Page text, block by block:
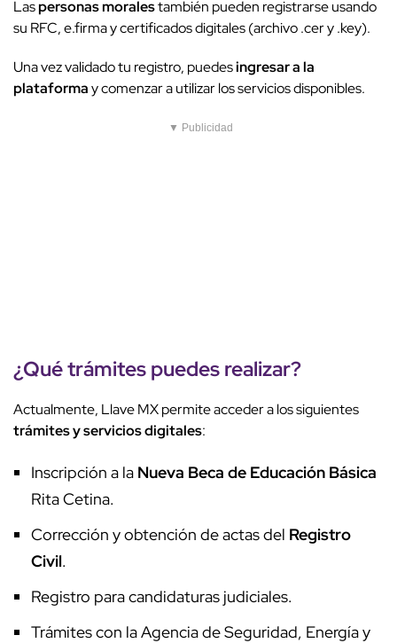
Laspersonas moralestambién pueden registrarse usando
su RFC, e.firma y certificados digitales (archivo .cer y .key).
Una vez validado tu registro, puedesingresar a la
plataformay comenzar a utilizar los servicios disponibles.
▼ Publicidad
¿Qué trámites puedes realizar?
Actualmente, Llave MX permite acceder a los siguientes
trámites y servicios digitales:
Inscripción a la Nueva Beca de Educación Básica
Rita Cetina.
Corrección y obtención de actas del Registro
Civil.
Registro para candidaturas judiciales.
Trámites con la Agencia de Seguridad, Energía y